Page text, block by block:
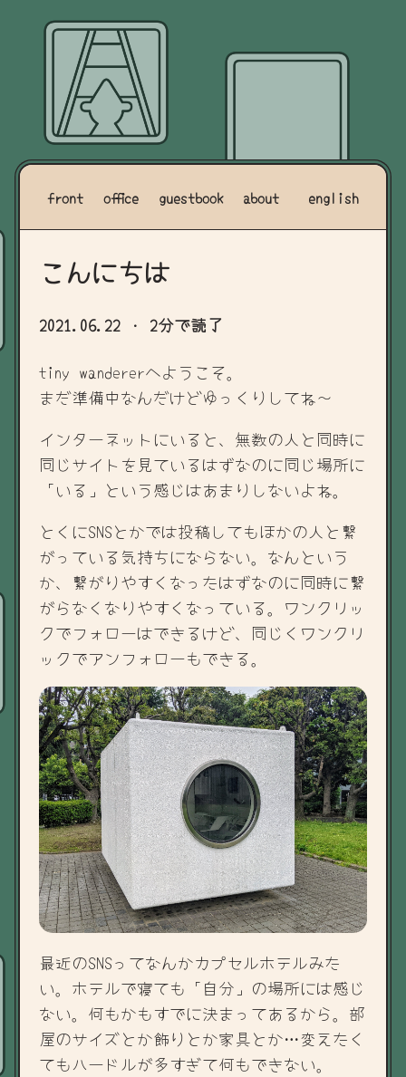
front office guestbook about english
こんにちは
2021.06.22 · 2分で読了
tiny wandererへようこそ。
まだ準備中なんだけどゆっくりしてね～
インターネットにいると、無数の人と同時に
同じサイトを見ているはずなのに同じ場所に
「いる」という感じはあまりしないよね。
とくにSNSとかでは投稿してもほかの人と繋
がっている気持ちにならない。なんという
か、繋がりやすくなったはずなのに同時に繋
がらなくなりやすくなっている。ワンクリッ
クでフォローはできるけど、同じくワンクリ
ックでアンフォローもできる。
最近のSNSってなんかカプセルホテルみた
い。ホテルで寝ても「自分」の場所には感じ
ない。何もかもすでに決まってあるから。部
屋のサイズとか飾りとか家具とか…変えたく
てもハードルが多すぎて何もできない。